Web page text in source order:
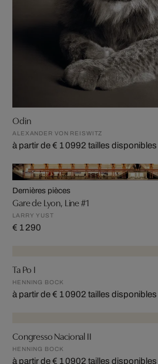
Odin
ALEXANDER VON REISWITZ
à partir de € 1 0992 tailles disponibles
Dernières pièces
Gare de Lyon, Line #1
LARRY YUST
€ 1 290
Ta Po I
HENNING BOCK
à partir de € 1 0902 tailles disponibles
Congresso Nacional II
HENNING BOCK
à partir de € 1 0902 tailles disponibles